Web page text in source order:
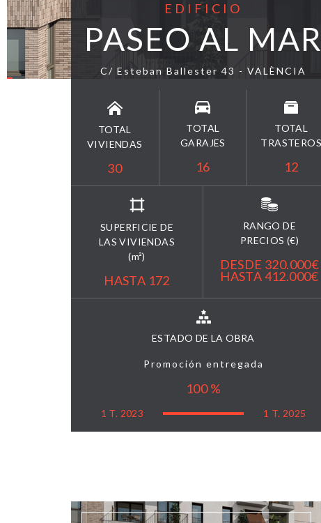
EDIFICIO
PASEO AL MAR
C/ Esteban Ballester 43 - VALÈNCIA
TOTAL
VIVIENDAS
30
TOTAL
GARAJES
16
TOTAL
TRASTEROS
12
SUPERFICIE DE
LAS VIVIENDAS
(m²)
HASTA 172
RANGO DE
PRECIOS (€)
DESDE 320.000€
HASTA 412.000€
ESTADO DE LA OBRA
Promoción entregada
100 %
1 T. 2023 1 T. 2025